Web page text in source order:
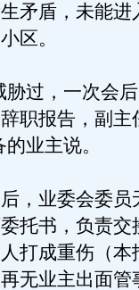
矛盾，未能进
区。
过，一次会后
职报告，副主
业主说。
业委会委员
托书，负责交
打成重伤（本
无业主出面管